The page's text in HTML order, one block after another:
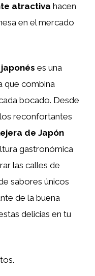
atractiva hacen
en el mercado
es una
que combina
bocado. Desde
reconfortantes
de Japón
gastronómica
las calles de
sabores únicos
de la buena
delicias en tu